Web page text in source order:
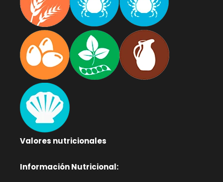
Valores nutricionales
Información Nutricional: